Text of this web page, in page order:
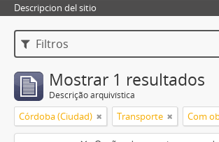
Descripcion del sitio
Filtros
Mostrar 1 resultados
Descrição arquivística
Córdoba (Ciudad) Transporte Com